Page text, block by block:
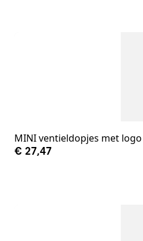
MINI ventieldopjes met logo
€ 27,47